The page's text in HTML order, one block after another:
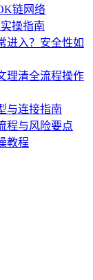
链网络
操指南
进入？安全性如
理清全流程操作
与连接指南
程与风险要点
教程